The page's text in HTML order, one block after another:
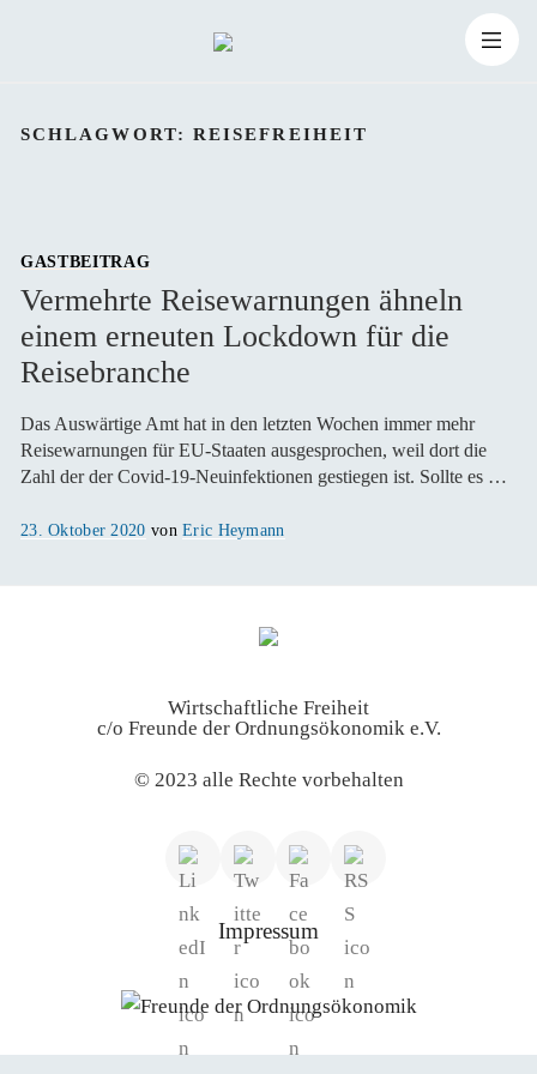
Inhalt
nach:
SCHLAGWORT: REISEFREIHEIT
GASTBEITRAG
Vermehrte Reisewarnungen ähneln
einem erneuten Lockdown für die
Reisebranche
Das Auswärtige Amt hat in den letzten Wochen immer mehr
Reisewarnungen für EU-Staaten ausgesprochen, weil dort die
Zahl der der Covid-19-Neuinfektionen gestiegen ist. Sollte es …
Veröffentlicht
23. Oktober 2020 vonEric Heymann
Wirtschaftliche Freiheit
c/o Freunde der Ordnungsökonomik e.V.
© 2023 alle Rechte vorbehalten
Impressum